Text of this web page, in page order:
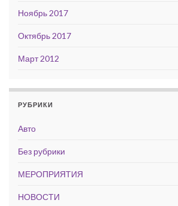
Ноябрь 2017
Октябрь 2017
Март 2012
РУБРИКИ
Авто
Без рубрики
МЕРОПРИЯТИЯ
НОВОСТИ